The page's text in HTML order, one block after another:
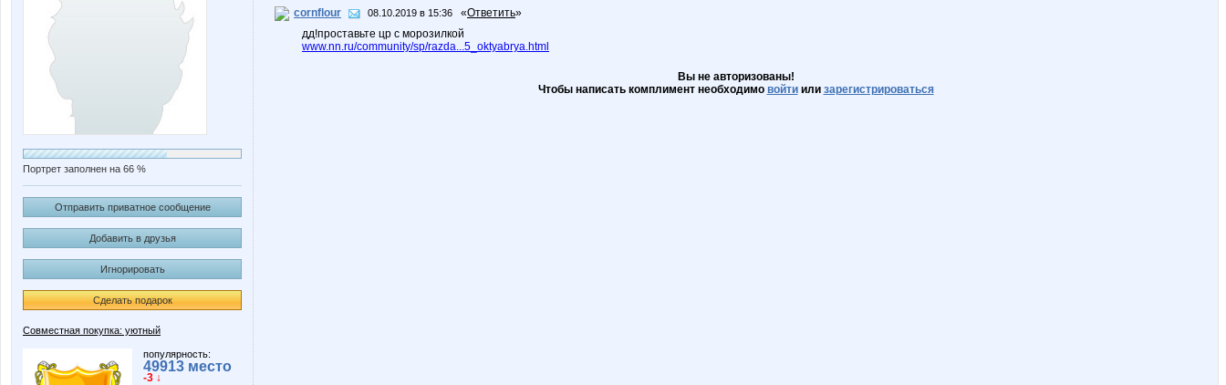
Портрет заполнен на 66 %
Отправить приватное сообщение
Добавить в друзья
Игнорировать
Сделать подарок
Совместная покупка: уютный
популярность:
49913 место
-3 ↓
cornflour 08.10.2019 в 15:36 «Ответить»
дд!проставьте цр с морозилкой
www.nn.ru/community/sp/razda...5_oktyabrya.html
Вы не авторизованы!
Чтобы написать комплимент необходимо войтиили зарегистрироваться